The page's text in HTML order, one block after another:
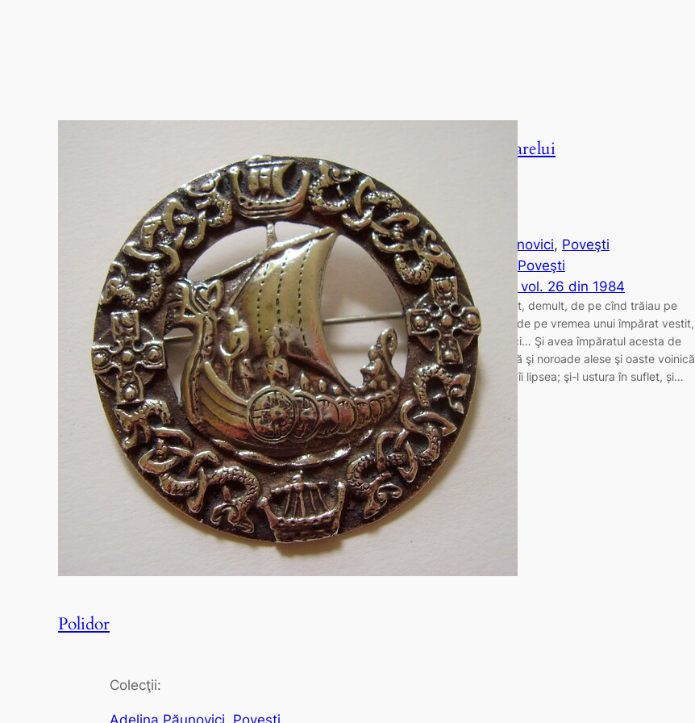
Polidor
Colecţii:
Povestea Florii Soarelui
Adelina Păunovici, Poveşti
dobrogene
Poveşti
nemuritoare vol. 26 din 1984
Este o poveste de demult, demult, de pe cînd trăiau pe
pămînt altfel de oameni, de pe vremea unui împărat vestit,
dar cu nume uitat pe veci… Şi avea împăratul acesta de
toate: şi împărăție bogată şi noroade alese şi oaste voinică
şi multă. Dar un lucru tot îi lipsea; şi-l ustura în suflet, și…